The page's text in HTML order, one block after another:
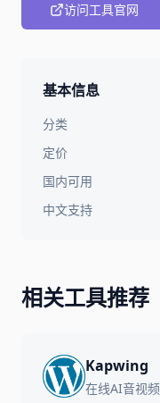
访问工具官网
基本信息
分类
定价
国内可用
中文支持
相关工具推荐
Kapwing
在线AI音视